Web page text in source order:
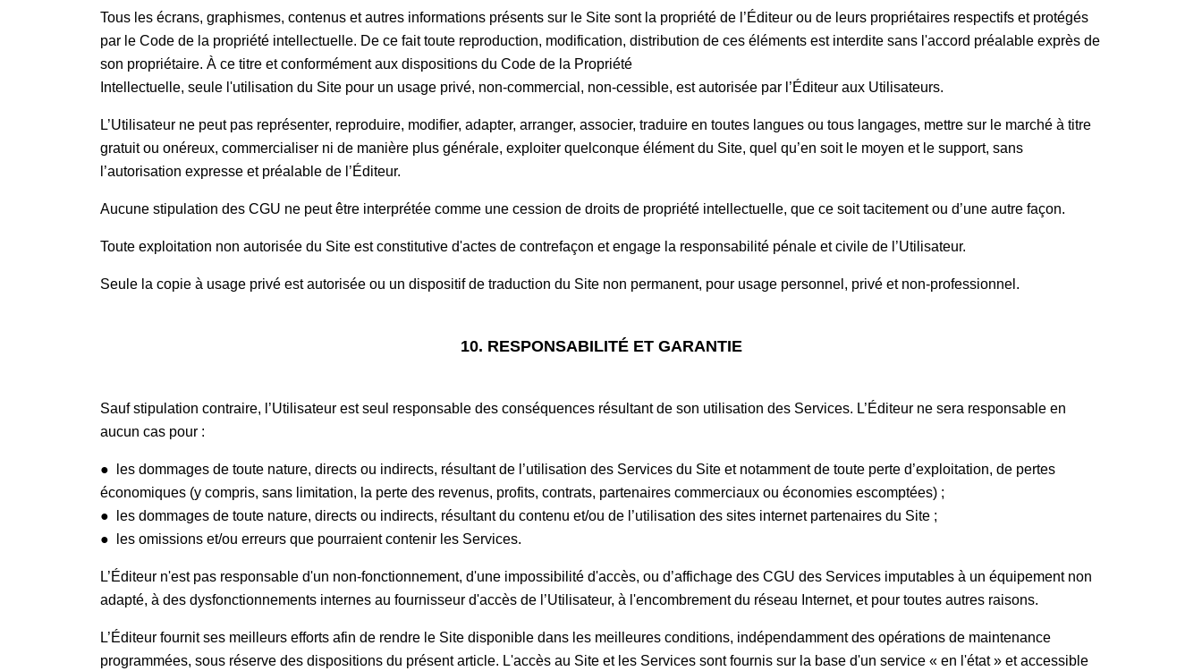
Tous les écrans, graphismes, contenus et autres informations présents sur le Site sont la propriété de l’Éditeur ou de leurs propriétaires respectifs et protégés
par le Code de la propriété intellectuelle. De ce fait toute reproduction, modification, distribution de ces éléments est interdite sans l'accord préalable exprès de
son propriétaire. À ce titre et conformément aux dispositions du Code de la Propriété
Intellectuelle, seule l'utilisation du Site pour un usage privé, non-commercial, non-cessible, est autorisée par l’Éditeur aux Utilisateurs.
L’Utilisateur ne peut pas représenter, reproduire, modifier, adapter, arranger, associer, traduire en toutes langues ou tous langages, mettre sur le marché à titre
gratuit ou onéreux, commercialiser ni de manière plus générale, exploiter quelconque élément du Site, quel qu’en soit le moyen et le support, sans
l’autorisation expresse et préalable de l’Éditeur.
Aucune stipulation des CGU ne peut être interprétée comme une cession de droits de propriété intellectuelle, que ce soit tacitement ou d’une autre façon.
Toute exploitation non autorisée du Site est constitutive d'actes de contrefaçon et engage la responsabilité pénale et civile de l’Utilisateur.
Seule la copie à usage privé est autorisée ou un dispositif de traduction du Site non permanent, pour usage personnel, privé et non-professionnel.
10. RESPONSABILITÉ ET GARANTIE
Sauf stipulation contraire, l’Utilisateur est seul responsable des conséquences résultant de son utilisation des Services. L’Éditeur ne sera responsable en
aucun cas pour :
● les dommages de toute nature, directs ou indirects, résultant de l’utilisation des Services du Site et notamment de toute perte d’exploitation, de pertes
économiques (y compris, sans limitation, la perte des revenus, profits, contrats, partenaires commerciaux ou économies escomptées) ;
● les dommages de toute nature, directs ou indirects, résultant du contenu et/ou de l’utilisation des sites internet partenaires du Site ;
● les omissions et/ou erreurs que pourraient contenir les Services.
L’Éditeur n'est pas responsable d'un non-fonctionnement, d'une impossibilité d'accès, ou d’affichage des CGU des Services imputables à un équipement non
adapté, à des dysfonctionnements internes au fournisseur d'accès de l’Utilisateur, à l'encombrement du réseau Internet, et pour toutes autres raisons.
L’Éditeur fournit ses meilleurs efforts afin de rendre le Site disponible dans les meilleures conditions, indépendamment des opérations de maintenance
programmées, sous réserve des dispositions du présent article. L'accès au Site et les Services sont fournis sur la base d'un service « en l'état » et accessible